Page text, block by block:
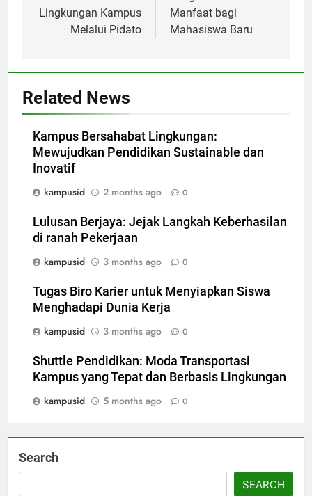
Lingkungan Kampus
Melalui Pidato
Manfaat bagi
Mahasiswa Baru
Related News
Kampus Bersahabat Lingkungan:
Mewujudkan Pendidikan Sustainable dan
Inovatif
kampusid
2 months ago 0
Lulusan Berjaya: Jejak Langkah Keberhasilan
di ranah Pekerjaan
kampusid
3 months ago 0
Tugas Biro Karier untuk Menyiapkan Siswa
Menghadapi Dunia Kerja
kampusid
3 months ago 0
Shuttle Pendidikan: Moda Transportasi
Kampus yang Tepat dan Berbasis Lingkungan
kampusid
5 months ago 0
Search
SEARCH